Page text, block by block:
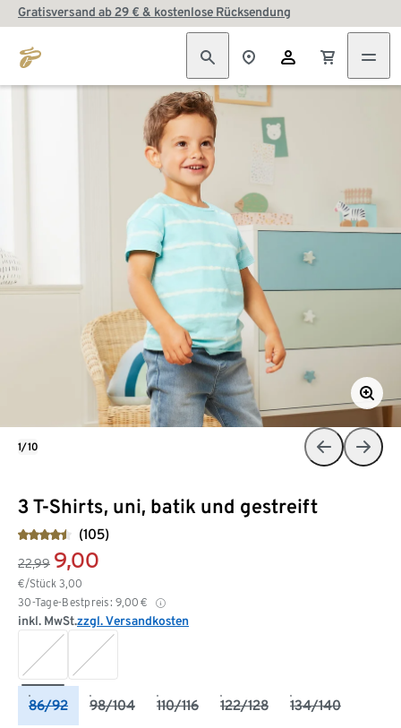
Gratisversand ab 29 € & kostenlose Rücksendung
3 T-Shirts, uni, batik und gestreift
(105)
22,99 9,00
€/Stück 3,00
30-Tage-Bestpreis: 9,00 €
inkl. MwSt.zzgl. Versandkosten
86/92 98/104 110/116 122/128 134/140
1/10